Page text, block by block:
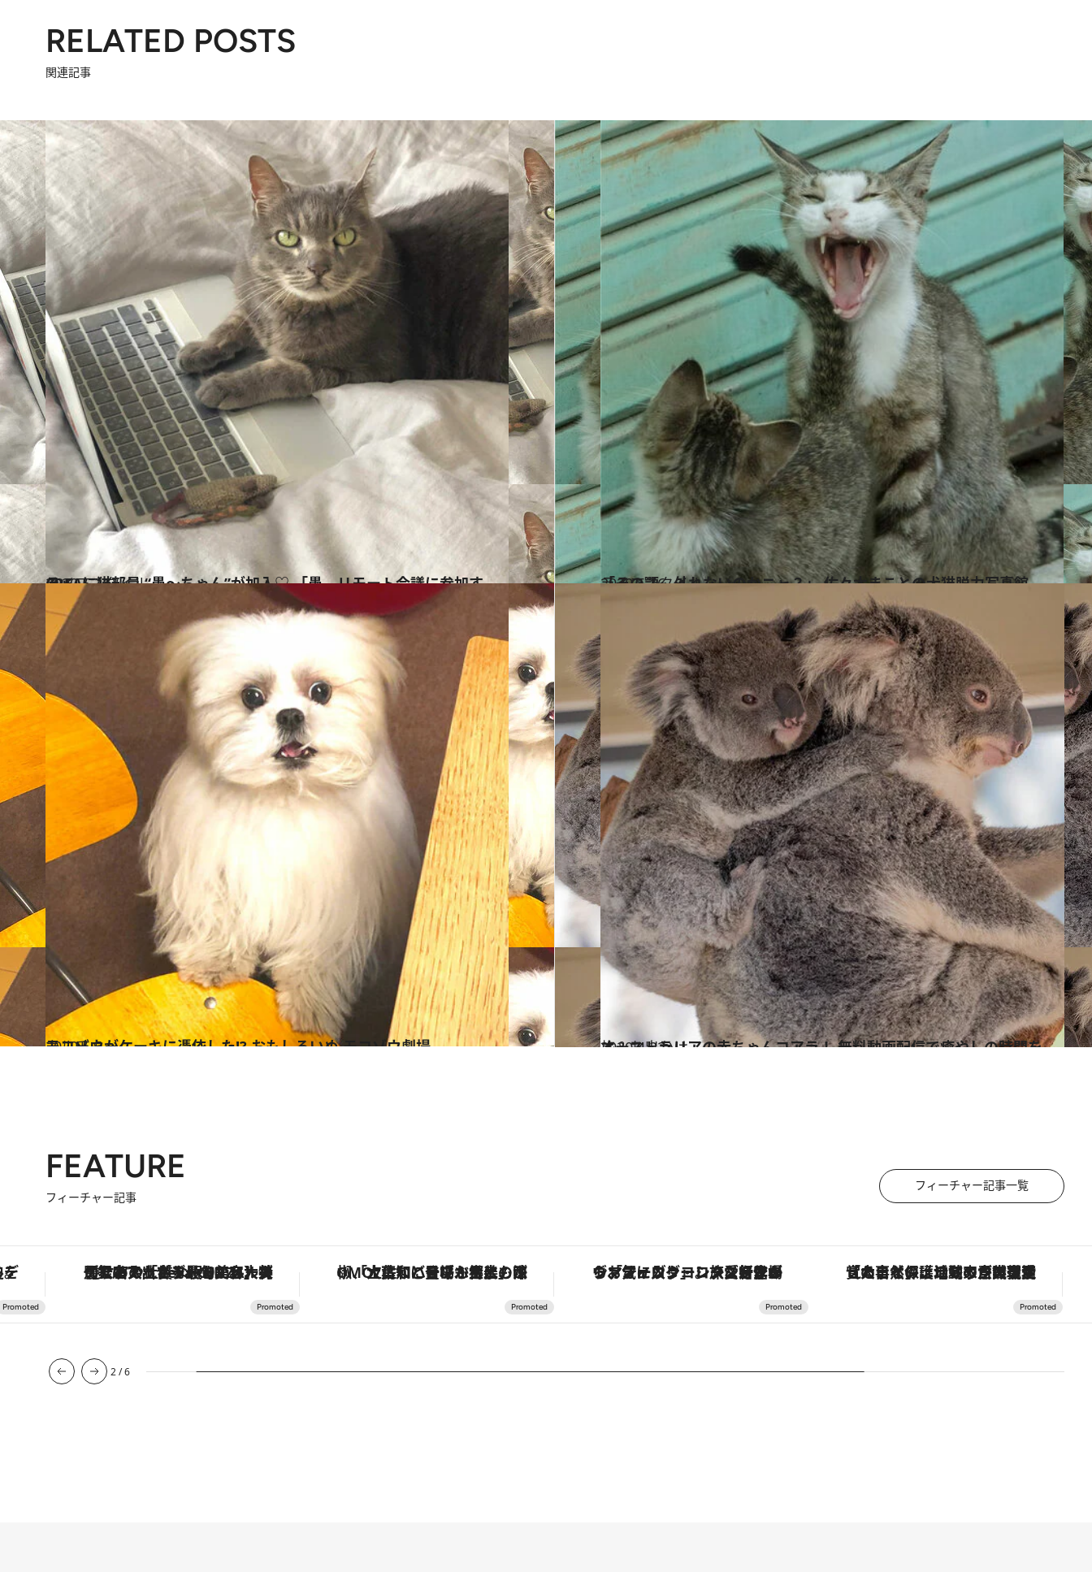
RELATED POSTS
関連記事
2020.5.21
CREAに猫部員 “愚～ちゃん”が加入♡ 「愚、リモート会議に参加する」
ライフスタイル 2020.5.16
「その顎、外れないのかニャ？」 佐々木まことの犬猫脱力写真館
ライフスタイル
2020.5.5
モコゾウがケーキに憑依した!? おもしろいぬ モコゾウ劇場
カルチャー 2020.4.22
オーストラリアの赤ちゃんコアラ！ 無料動画配信で癒やしの時間を
旅＆お出かけ
FEATURE
フィーチャー記事
フィーチャー記事一覧
ギフトまで。大人のための「ReFa GINZA」クルーズ 「土佐和ハーブかき氷」がOMO7高知に登場！生姜、山椒、大葉など目にも舌にも涼を呼ぶ郷土の味 ヴァシュロン・コンスタンタン「オーヴァーシーズ・オートマティック」。旅愛好家のお気に入りコレクションから、ジェンダーレスな新作が登場 「大事なのは地域の意識を変えること」。ロレックス賞受賞の自然保護活動家が実現させたナイジェリアの自然環境の復活 【夏限定ディナーコース】旬を迎える稚鮎や花ズッキーニなどをイタリア・トスカーナの郷土料理の手法で満喫！
3/6